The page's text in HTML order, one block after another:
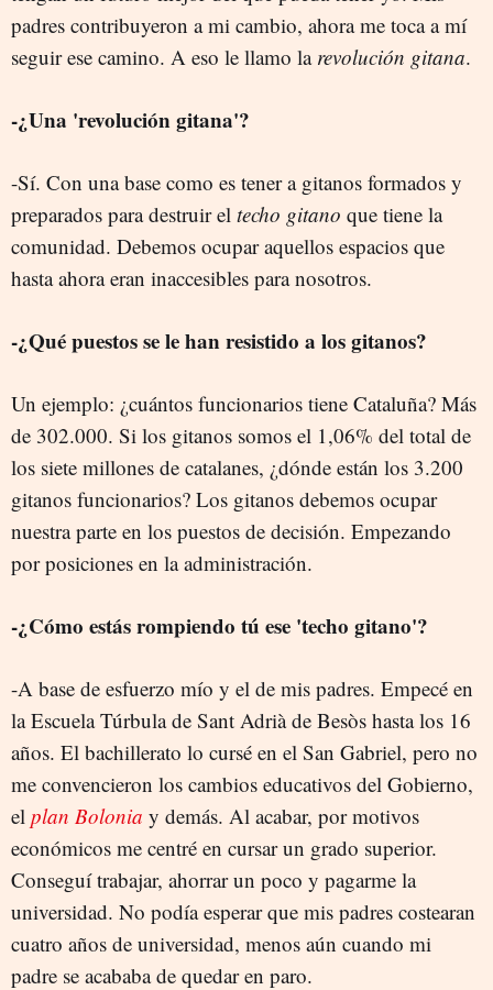
padres contribuyeron a mi cambio, ahora me toca a mí
seguir ese camino. A eso le llamo la revolución gitana.
-¿Una 'revolución gitana'?
-Sí. Con una base como es tener a gitanos formados y
preparados para destruir el techo gitano que tiene la
comunidad. Debemos ocupar aquellos espacios que
hasta ahora eran inaccesibles para nosotros.
-¿Qué puestos se le han resistido a los gitanos?
Un ejemplo: ¿cuántos funcionarios tiene Cataluña? Más
de 302.000. Si los gitanos somos el 1,06% del total de
los siete millones de catalanes, ¿dónde están los 3.200
gitanos funcionarios? Los gitanos debemos ocupar
nuestra parte en los puestos de decisión. Empezando
por posiciones en la administración.
-¿Cómo estás rompiendo tú ese 'techo gitano'?
-A base de esfuerzo mío y el de mis padres. Empecé en
la Escuela Túrbula de Sant Adrià de Besòs hasta los 16
años. El bachillerato lo cursé en el San Gabriel, pero no
me convencieron los cambios educativos del Gobierno,
el plan Bolonia y demás. Al acabar, por motivos
económicos me centré en cursar un grado superior.
Conseguí trabajar, ahorrar un poco y pagarme la
universidad. No podía esperar que mis padres costearan
cuatro años de universidad, menos aún cuando mi
padre se acababa de quedar en paro.